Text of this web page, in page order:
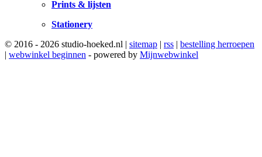
Prints & lijsten
Stationery
© 2016 - 2026 studio-hoeked.nl | sitemap | rss | bestelling herroepen
| webwinkel beginnen - powered by Mijnwebwinkel